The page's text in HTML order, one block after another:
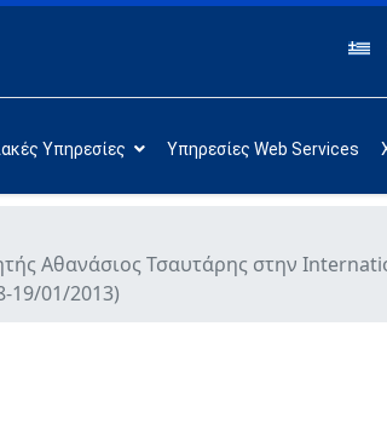
Υπηρεσίες Υπηρεσίες Web Services
Αθανάσιος Τσαυτάρης στην
19/01/2013)